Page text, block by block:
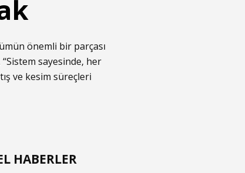
önemli bir parçası
sayesinde, her
ve kesim süreçleri
HABERLER